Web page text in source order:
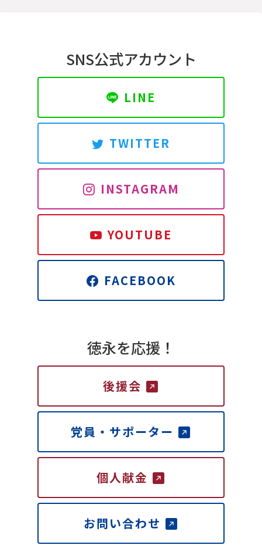
SNS公式アカウント
LINE
TWITTER
INSTAGRAM
YOUTUBE
FACEBOOK
徳永を応援！
後援会
党員・サポーター
個人献金
お問い合わせ